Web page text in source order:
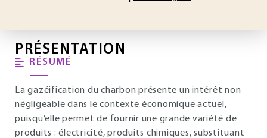
PRÉSENTATION
RÉSUMÉ
La gazéification du charbon présente un intérêt non
négligeable dans le contexte économique actuel,
puisqu’elle permet de fournir une grande variété de
produits : électricité, produits chimiques, substituant